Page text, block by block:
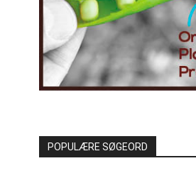
POPULÆRE SØGEORD